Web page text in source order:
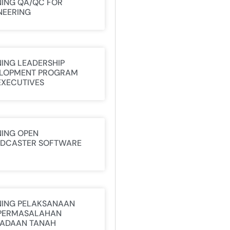
QA/QC FOR
LEADERSHIP
PROGRAM
OPEN
SOFTWARE
PELAKSANAAN
TANAH